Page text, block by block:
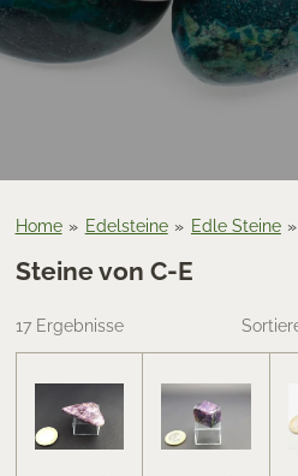
Home » Edelsteine » Edle Steine »
Steine von C-E
17 Ergebnisse